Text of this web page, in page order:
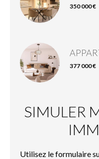
350 000 €
377 000 €
SIMULER
Utilisez le formulaire